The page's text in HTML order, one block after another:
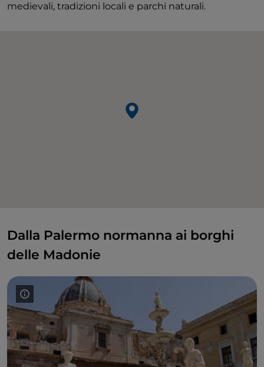
medievali, tradizioni locali e parchi naturali.
Dalla Palermo normanna ai borghi
delle Madonie